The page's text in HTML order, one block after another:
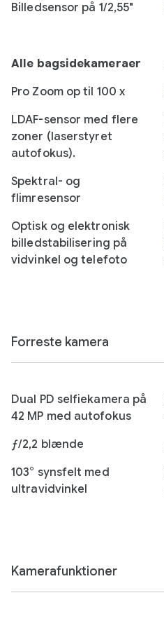
Billedsensor på 1/2,55"
Alle bagsidekameraer
Pro Zoom op til 100 x
LDAF-sensor med flere
zoner (laserstyret
autofokus).
Spektral- og
flimresensor
Optisk og elektronisk
billedstabilisering på
vidvinkel og telefoto
Forreste kamera
Dual PD selfiekamera på
42 MP med autofokus
ƒ/2,2 blænde
103° synsfelt med
ultravidvinkel
Kamerafunktioner